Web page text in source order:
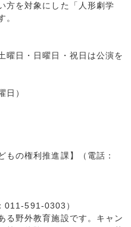
方を対象にした「人形劇学
。
曜日・日曜日・祝日は公演を
日）
もの権利推進課】（電話：
011-591-0303）
る野外教育施設です。キャン